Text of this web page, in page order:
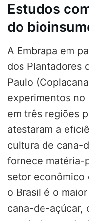
Estudos
do
A Embrapa em
dos Plantadores
Paulo
experimentos no
em três regiões
atestaram a
cultura de cana-
fornece matéria-
setor econômico
o Brasil é o
cana-de-açúcar,